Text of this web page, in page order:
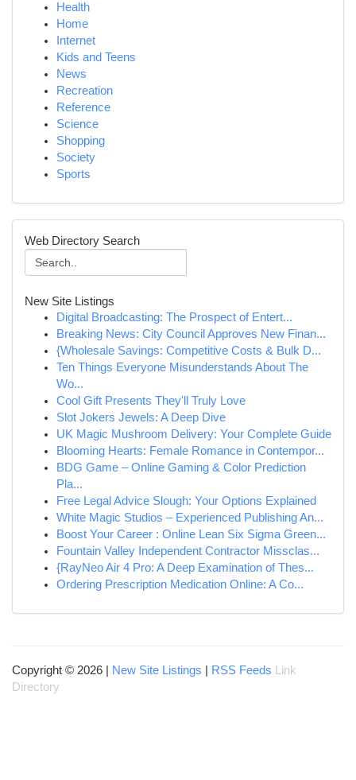
Health
Home
Internet
Kids and Teens
News
Recreation
Reference
Science
Shopping
Society
Sports
Web Directory Search
New Site Listings
Digital Broadcasting: The Prospect of Entert...
Breaking News: City Council Approves New Finan...
{Wholesale Savings: Competitive Costs & Bulk D...
Ten Things Everyone Misunderstands About The
Wo...
Cool Gift Presents They'll Truly Love
Slot Jokers Jewels: A Deep Dive
UK Magic Mushroom Delivery: Your Complete Guide
Blooming Hearts: Female Romance in Contempor...
BDG Game – Online Gaming & Color Prediction
Pla...
Free Legal Advice Slough: Your Options Explained
White Magic Studios – Experienced Publishing An...
Boost Your Career : Online Lean Six Sigma Green...
Fountain Valley Independent Contractor Missclas...
{RayNeo Air 4 Pro: A Deep Examination of Thes...
Ordering Prescription Medication Online: A Co...
Copyright © 2026 | New Site Listings RSS Feeds
Link
Directory